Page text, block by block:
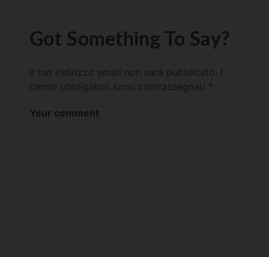
Got Something To Say?
Il tuo indirizzo email non sarà pubblicato.
campi obbligatori sono contrassegnati *
Your comment